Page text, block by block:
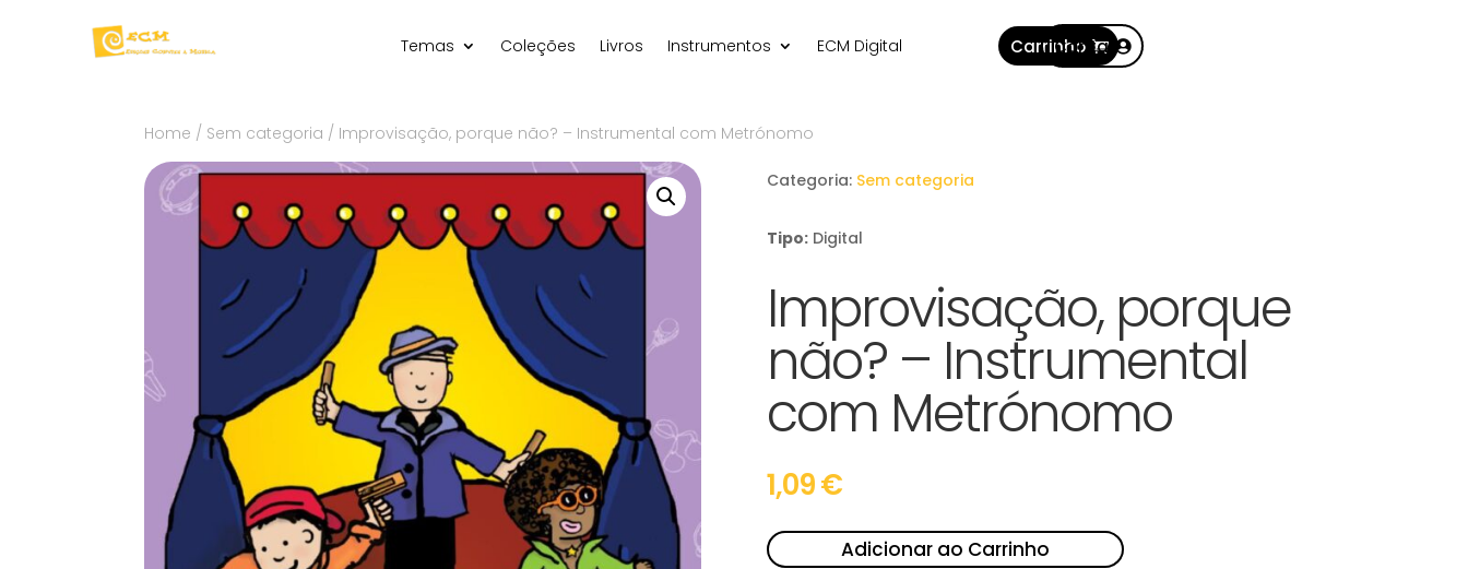
Temas Coleções Livros Instrumentos ECM Digital Carrinho
Conta
Home / Sem categoria / Improvisação, porque não? – Instrumental com Metrónomo
Categoria: Sem categoria
Tipo: Digital
Improvisação, porque
não? – Instrumental
com Metrónomo
1,09€
Adicionar ao Carrinho